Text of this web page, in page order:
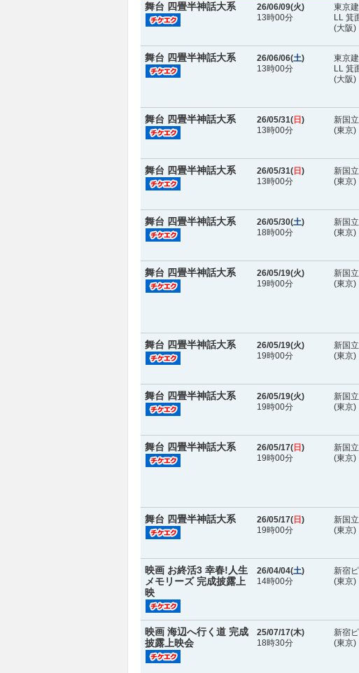
舞台 四畳半神話大系 26/06/09(火)
13時00分
東京
LL 箕
(大阪)
舞台 四畳半神話大系 26/06/06(土)
13時00分
東京
LL 箕
(大阪)
舞台 四畳半神話大系 26/05/31( 日 )
13時00分
新国
(東京)
舞台 四畳半神話大系 26/05/31( 日 )
13時00分
新国
(東京)
舞台 四畳半神話大系 26/05/30(土)
18時00分
新国
(東京)
舞台 四畳半神話大系 26/05/19(火)
19時00分
新国
(東京)
舞台 四畳半神話大系 26/05/19(火)
19時00分
新国
(東京)
舞台 四畳半神話大系 26/05/19(火)
19時00分
新国
(東京)
舞台 四畳半神話大系 26/05/17( 日 )
19時00分
新国
(東京)
舞台 四畳半神話大系 26/05/17( 日 )
19時00分
新国
(東京)
映画 お終活3 幸春!人生
メモリーズ 完成披露上
映
26/04/04(土)
14時00分
新宿
(東京)
映画 海辺へ行く道 完成
披露上映会
25/07/17(木)
18時30分
新宿
(東京)